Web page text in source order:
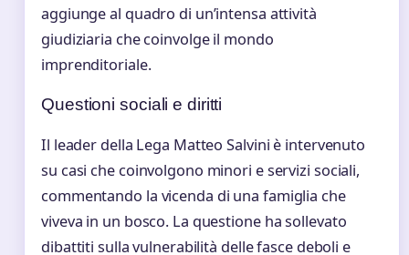
aggiunge al quadro di un’intensa attività
giudiziaria che coinvolge il mondo
imprenditoriale.
Questioni sociali e diritti
Il leader della Lega Matteo Salvini è intervenuto
su casi che coinvolgono minori e servizi sociali,
commentando la vicenda di una famiglia che
viveva in un bosco. La questione ha sollevato
dibattiti sulla vulnerabilità delle fasce deboli e